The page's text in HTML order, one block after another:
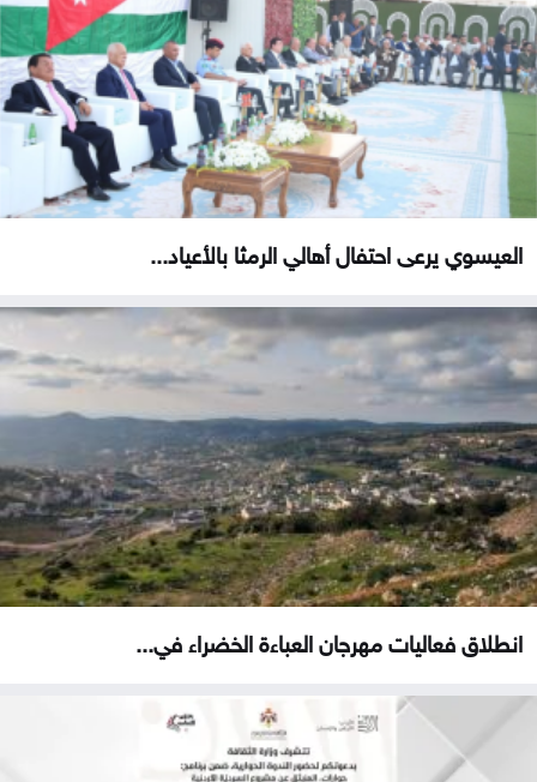
العيسوي يرعى احتفال أهالي الرمثا بالأعياد...
انطلاق فعاليات مهرجان العباءة الخضراء في...